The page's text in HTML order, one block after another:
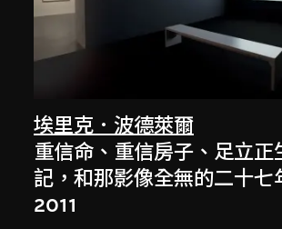
埃里克．波德萊爾
重信命、重信房子、足立正
記，和那影像全無的二十七
2011